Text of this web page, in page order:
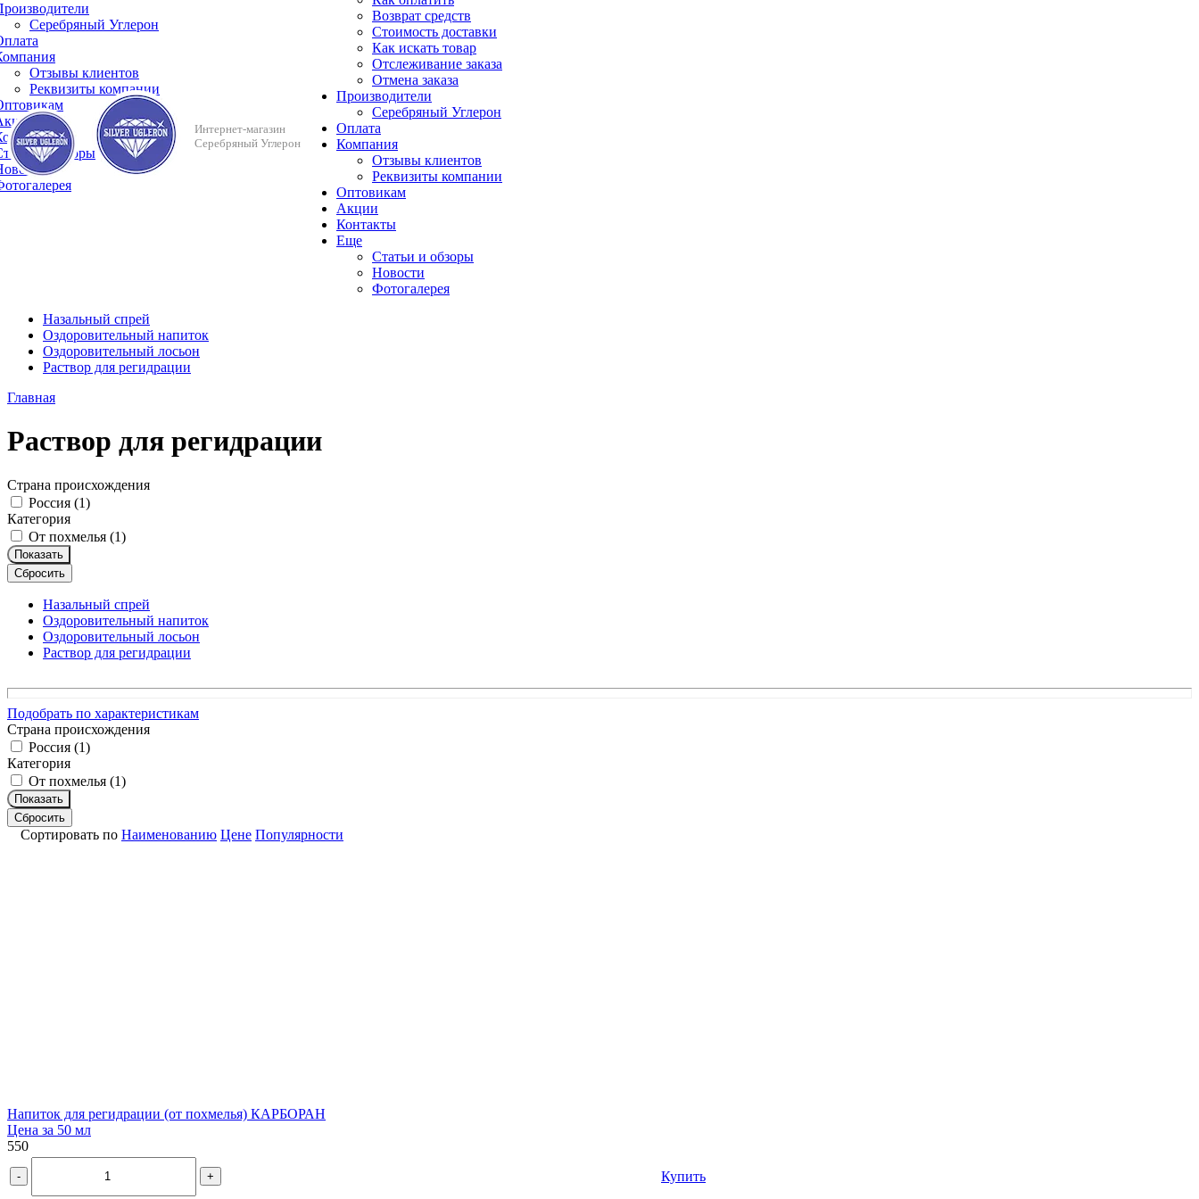
Серебряный Углерон
Отзывы клиентов
Реквизиты компании
и обзоры
Интернет-магазин
Серебряный Углерон
Возврат средств
Стоимость доставки
Как искать товар
Отслеживание заказа
Отмена заказа
Производители
Серебряный Углерон
Оплата
Компания
Отзывы клиентов
Реквизиты компании
Оптовикам
Акции
Контакты
Еще
Cтатьи и обзоры
Новости
Фотогалерея
Назальный спрей
Оздоровительный напиток
Оздоровительный лосьон
Раствор для регидрации
Главная
Раствор для регидрации
Страна происхождения
Россия (1)
Категория
От похмелья (1)
Показать
Сбросить
Назальный спрей
Оздоровительный напиток
Оздоровительный лосьон
Раствор для регидрации
Подобрать по характеристикам
Страна происхождения
Россия (1)
Категория
От похмелья (1)
Показать
Сбросить
Сортировать по Наименованию Цене Популярности
Напиток для регидрации (от похмелья) КАРБОРАН
Цена за 50 мл
550
- +
Купить